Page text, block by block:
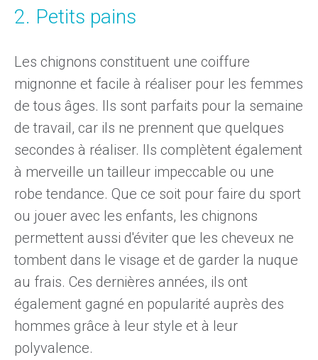
2. Petits pains
Les chignons constituent une coiffure
mignonne et facile à réaliser pour les femmes
de tous âges. Ils sont parfaits pour la semaine
de travail, car ils ne prennent que quelques
secondes à réaliser. Ils complètent également
à merveille un tailleur impeccable ou une
robe tendance. Que ce soit pour faire du sport
ou jouer avec les enfants, les chignons
permettent aussi d'éviter que les cheveux ne
tombent dans le visage et de garder la nuque
au frais. Ces dernières années, ils ont
également gagné en popularité auprès des
hommes grâce à leur style et à leur
polyvalence.